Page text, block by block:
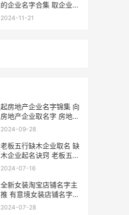
的企业名字合集 取企业名
字怎么取
2024-11-21
起房地产企业名字锦集 向
房地产企业取名字 房地产
企业名字大全
2024-09-28
老板五行缺木企业取名 缺
木企业起名诀窍 老板五行
缺木企业怎么办
2024-07-16
全新女装淘宝店铺名字主
推 有意境女装店铺名字
全新女装淘宝店铺推荐
2024-07-28